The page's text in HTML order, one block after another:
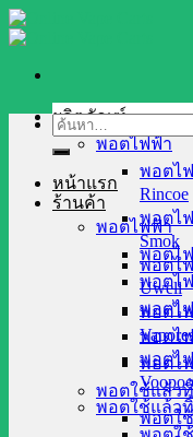
Skip
to
ผลิตภัณฑ์
พอตไฟฟ้า
พอตไ
Rincoe
พอตไ
Smok
พอตไ
Uwell
พอตไ
พอตไ
Voopoo
พอตใช้แล้ว
ค้นหา:
หน้าแรก
ร้านค้า
พอตไฟฟ้า
พอตไฟ
พอตไ
พอตไ
พอตไฟ
พอตไฟ
พอตใช้แล้ว
พอตใ